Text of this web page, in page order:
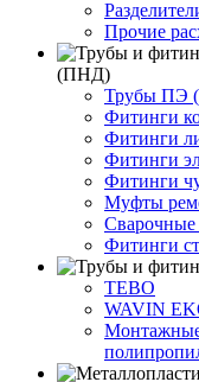
Прочие
(ПНД)
Трубы ПЭ
Фитинги
Фитинги
Фитинги
Фитинги
Муфты
Сварочные
Фитинги
TEBO
WAVIN